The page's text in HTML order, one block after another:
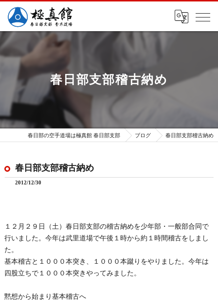
春日部支部稽古納め
春日部の空手道場は極真館 春日部支部 ブログ 春日部支部稽古納め
春日部支部稽古納め
2012/12/30
１２月２９日（土）春日部支部の稽古納めを少年部・一般部合同で
行いました。今年は武里道場で午後１時から約１時間稽古をしまし
た。
基本稽古と１０００本突き、１０００本蹴りをやりました。今年は
四股立ちで１０００本突きやってみました。
黙想から始まり基本稽古へ